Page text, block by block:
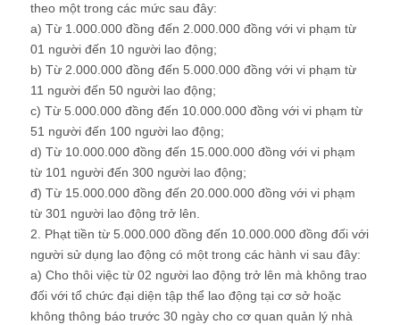
theo một trong các mức sau đây:
a) Từ 1.000.000 đồng đến 2.000.000 đồng với vi phạm từ
01 người đến 10 người lao động;
b) Từ 2.000.000 đồng đến 5.000.000 đồng với vi phạm từ
11 người đến 50 người lao động;
c) Từ 5.000.000 đồng đến 10.000.000 đồng với vi phạm từ
51 người đến 100 người lao động;
d) Từ 10.000.000 đồng đến 15.000.000 đồng với vi phạm
từ 101 người đến 300 người lao động;
đ) Từ 15.000.000 đồng đến 20.000.000 đồng với vi phạm
từ 301 người lao động trở lên.
2. Phạt tiền từ 5.000.000 đồng đến 10.000.000 đồng đối với
người sử dụng lao động có một trong các hành vi sau đây:
a) Cho thôi việc từ 02 người lao động trở lên mà không trao
đối với tổ chức đại diện tập thể lao động tại cơ sở hoặc
không thông báo trước 30 ngày cho cơ quan quản lý nhà